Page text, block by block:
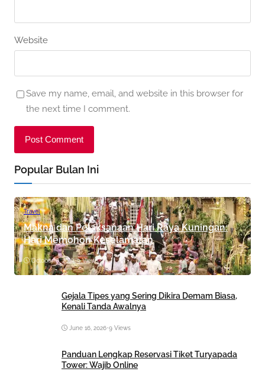
Website
Save my name, email, and website in this browser for
the next time I comment.
Popular Bulan Ini
Travel
Makna dan Pelaksanaan Hari Raya Kuningan:
Hari Memohon Keselamatan
October 8, 2024•9 Views
Gejala Tipes yang Sering Dikira Demam Biasa,
Kenali Tanda Awalnya
June 16, 2026•9 Views
Panduan Lengkap Reservasi Tiket Turyapada
Tower: Wajib Online